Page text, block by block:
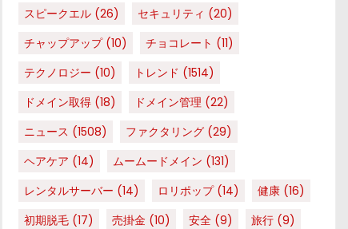
スピークエル (26) セキュリティ (20)
チャップアップ(10) チョコレート (11)
テクノロジー (10) トレンド (1514)
ドメイン取得 (18) ドメイン管理 (22)
ニュース (1508) ファクタリング (29)
ヘアケア (14) ムームードメイン (131)
レンタルサーバー (14) ロリポップ(14) 健康 (16)
初期脱毛 (17) 売掛金 (10) 安全 (9) 旅行 (9)